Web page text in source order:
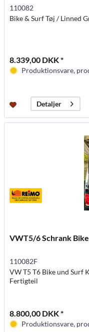
110082
Bike & Surf Tøj / Linned
8.339,00 DKK *
Produktionsvare,
Detaljer
VWT5/6 Schrank
110082F
VW T5 T6 Bike und Surf
Fertigteil
8.800,00 DKK *
Produktionsvare,